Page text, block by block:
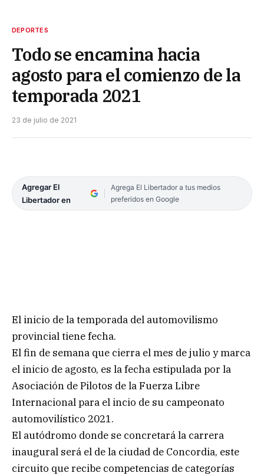
DEPORTES
Todo se encamina hacia
agosto para el comienzo de la
temporada 2021
23 de julio de 2021
Agregar El
Libertador en
Agrega El Libertador a tus medios
preferidos en Google
El inicio de la temporada del automovilismo
provincial tiene fecha.
El fin de semana que cierra el mes de julio y marca
el inicio de agosto, es la fecha estipulada por la
Asociación de Pilotos de la Fuerza Libre
Internacional para el incio de su campeonato
automovilístico 2021.
El autódromo donde se concretará la carrera
inaugural será el de la ciudad de Concordia, este
circuito que recibe competencias de categorías